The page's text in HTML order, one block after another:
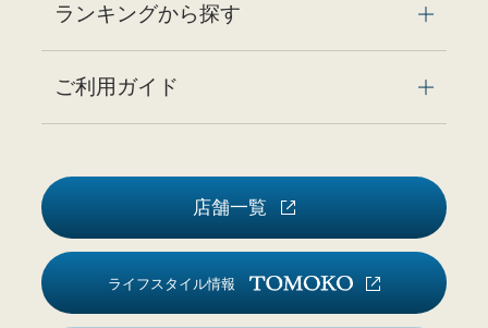
ランキングから探す
ご利用ガイド
店舗一覧
ライフスタイル情報